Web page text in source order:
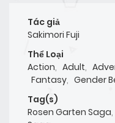
Tác giả
Sakimori Fuji
Thể Loại
Action, Adult,
Fantasy, Gender
Supernatural
Tag(s)
Rosen Garten Saga,